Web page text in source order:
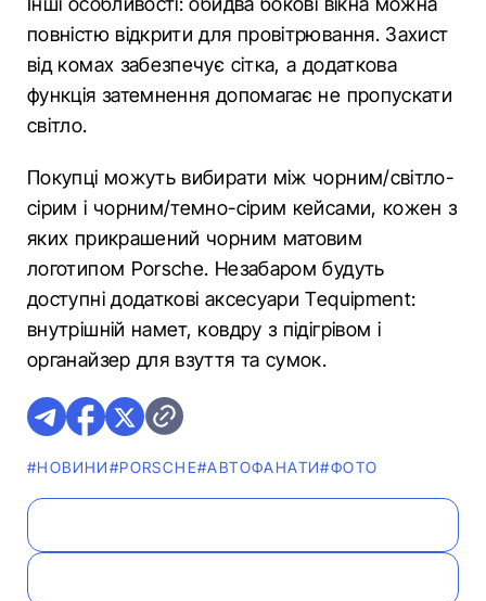
повністю відкрити для провітрювання. Захист
від комах забезпечує сітка, а додаткова
функція затемнення допомагає не пропускати
світло.
Покупці можуть вибирати між чорним/світло-
сірим і чорним/темно-сірим кейсами, кожен з
яких прикрашений чорним матовим
логотипом Porsche. Незабаром будуть
доступні додаткові аксесуари Tequipment:
внутрішній намет, ковдру з підігрівом і
органайзер для взуття та сумок.
#НОВИНИ#PORSCHE#АВТОФАНАТИ#ФОТО